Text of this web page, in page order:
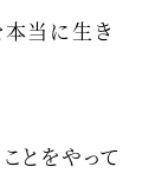
本当に生き
とをやって